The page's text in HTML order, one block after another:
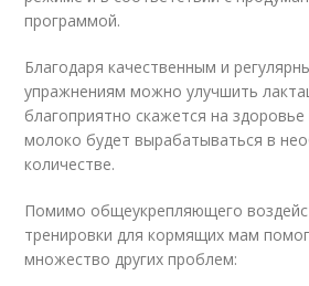
программой.
Благодаря качественным и
упражнениям можно улучшить
благоприятно скажется на
молоко будет вырабатываться в
количестве.
Помимо общеукрепляющего
тренировки для кормящих мам
множество других проблем: